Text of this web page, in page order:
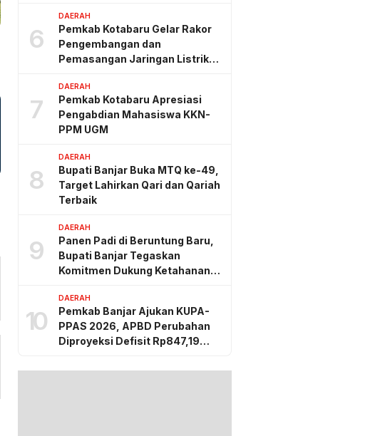
6
DAERAH
Pemkab Kotabaru Gelar Rakor
Pengembangan dan
Pemasangan Jaringan Listrik
7
DAERAH
Pemkab Kotabaru Apresiasi
Pengabdian Mahasiswa KKN-
PPM UGM
8
DAERAH
Bupati Banjar Buka MTQ ke-49,
Target Lahirkan Qari dan Qariah
Terbaik
9
DAERAH
Panen Padi di Beruntung Baru,
Bupati Banjar Tegaskan
Komitmen Dukung Ketahanan
10
DAERAH
Pemkab Banjar Ajukan KUPA-
PPAS 2026, APBD Perubahan
Diproyeksi Defisit Rp847,19